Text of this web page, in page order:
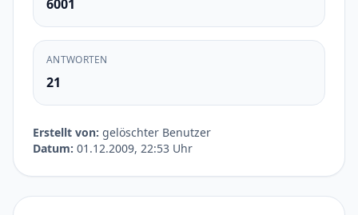
6001
ANTWORTEN
21
Erstellt von: gelöschter Benutzer
Datum: 01.12.2009, 22:53 Uhr